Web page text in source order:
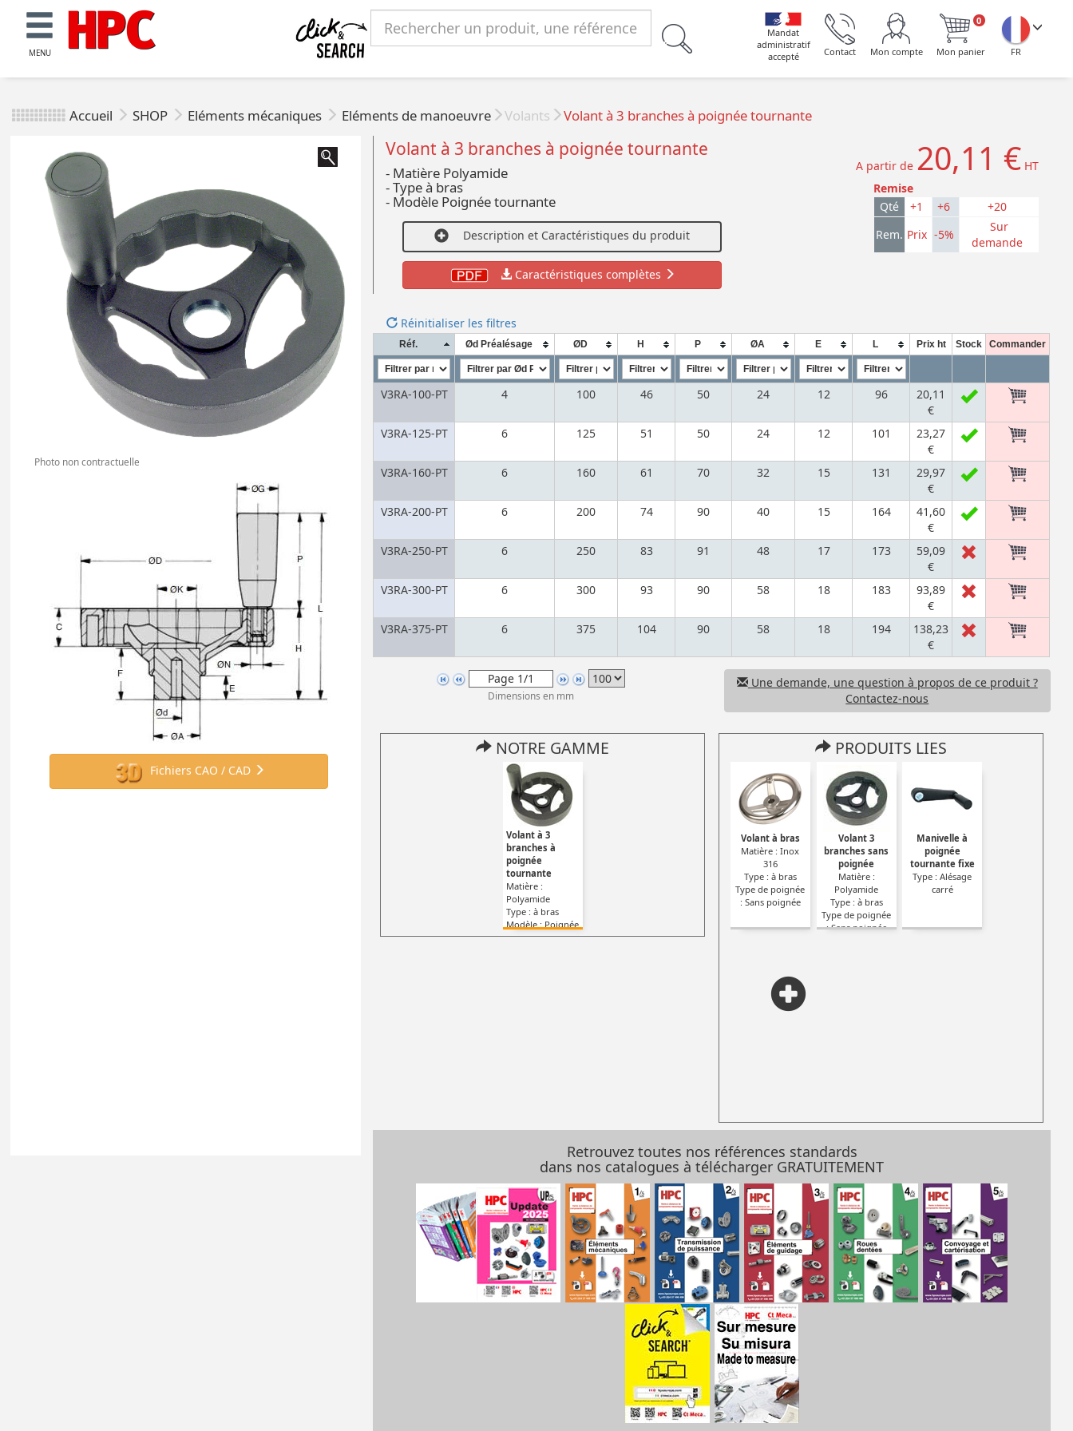
MENU FR
0
Mon panier
Mon compte
Contact
Mandat
administratif
accepté
Accueil SHOP Eléments mécaniques Eléments de manoeuvre Volants Volant à 3 branches à poignée tournante
Photo non contractuelle
Fichiers CAO / CAD
Volant à 3 branches à poignée tournante
- Matière Polyamide
- Type à bras
- Modèle Poignée tournante
Description et Caractéristiques du produit
Caractéristiques complètes
A partir de 20,11 € HT
Remise
Qté
+1 +6
+20
Rem. Prix -5%
Sur
demande
Réinitialiser les filtres
Réf. Ød Préalésage ØD H P ØA E L Prix ht Stock Commander
V3RA-100-PT 4 100 46 50 24 12 96
20,11
€
V3RA-125-PT
6 125 51 50 24 12 101
23,27
€
V3RA-160-PT
6 160 61 70 32 15 131
29,97
€
V3RA-200-PT
6 200 74 90 40 15 164
41,60
€
V3RA-250-PT
6 250 83 91 48 17 173
59,09
€
V3RA-300-PT
6 300 93 90 58 18 183
93,89
€
V3RA-375-PT
6 375 104 90 58 18 194
138,23
€
Dimensions en mm
Une demande, une question à propos de ce produit ?
Contactez-nous
NOTRE GAMME
Volant à 3
branches à
poignée
tournante
Matière :
Polyamide
Type : à bras
Modèle : Poignée
tournante
PRODUITS LIES
Volant à bras
Matière : Inox
316
Type : à bras
Type de poignée
: Sans poignée
Volant 3
branches sans
poignée
Matière :
Polyamide
Type : à bras
Type de poignée
: Sans poignée
Manivelle à
poignée
tournante fixe
Type : Alésage
carré
Retrouvez toutes nos références standards
dans nos catalogues à télécharger GRATUITEMENT